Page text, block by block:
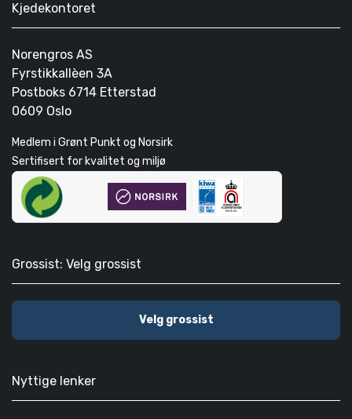
Kjedekontoret
Norengros AS
Fyrstikkallèen 3A
Postboks 6714 Etterstad
0609 Oslo
Medlem i Grønt Punkt og Norsirk
Sertifisert for kvalitet og miljø
Grossist: Velg grossist
Velg grossist
Nyttige lenker